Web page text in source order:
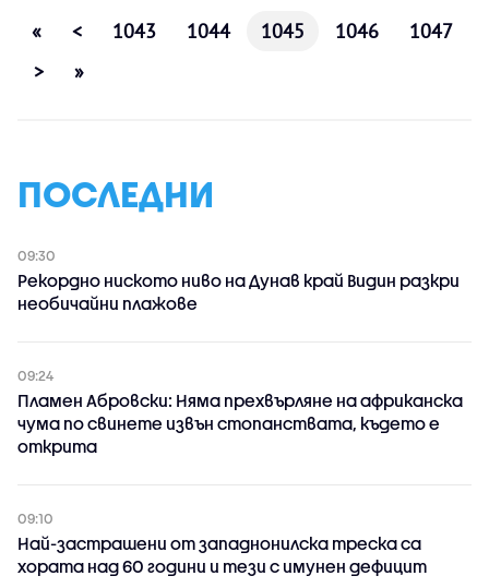
« < 1043 1044 1045 1046
1047
>
»
ПОСЛЕДНИ
09:30
Рекордно ниското ниво на Дунав край Видин разкри
необичайни плажове
09:24
Пламен Абровски: Няма прехвърляне на африканска
чума по свинете извън стопанствата, където е
открита
09:10
Най-застрашени от западнонилска треска са
хората над 60 години и тези с имунен дефицит